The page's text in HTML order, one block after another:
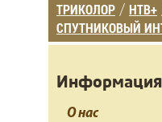
ТРИКОЛОР / НТВ+
СПУТНИКОВЫЙ
Информация
О нас